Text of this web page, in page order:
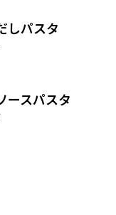
しパスタ
ースパスタ